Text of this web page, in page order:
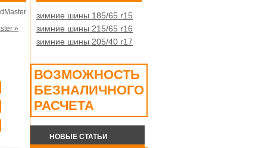
зимние шины 185/65 r15
зимние шины 215/65 r16
зимние шины 205/40 r17
ВОЗМОЖНОСТЬ
БЕЗНАЛИЧНОГО
РАСЧЕТА
НОВЫЕ СТАТЬИ
»